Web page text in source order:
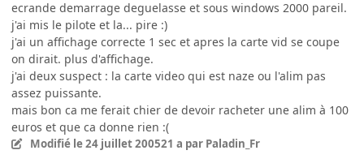
ecrande demarrage deguelasse et sous windows 2000 pareil.
j'ai mis le pilote et la... pire :)
j'ai un affichage correcte 1 sec et apres la carte vid se coupe
on dirait. plus d'affichage.
j'ai deux suspect : la carte video qui est naze ou l'alim pas
assez puissante.
mais bon ca me ferait chier de devoir racheter une alim à 100
euros et que ca donne rien :(
Modifié le 24 juillet 200521 a par Paladin_Fr